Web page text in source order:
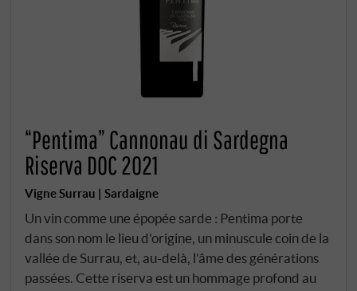
“Pentima” Cannonau di Sardegna
Riserva DOC 2021
Vigne Surrau | Sardaigne
Un vin comme une épopée sarde : Pentima porte
dans son nom le lieu d'origine, un minuscule coin de la
vallée de Surrau, et, au-delà, l'âme des générations
passées. Cette riserva est un hommage profond au